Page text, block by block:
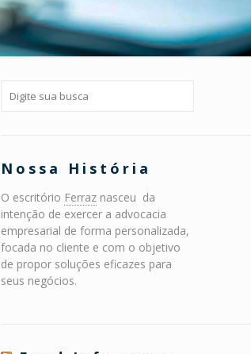
Nossa História
O escritório Ferraznasceu da
intenção de exercer a advocacia
empresarial de forma personalizada,
focada no cliente e com o objetivo
de propor soluções eficazes para
seus negócios.